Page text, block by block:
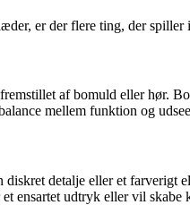
er der flere ting, der spiller
af bomuld eller hør.
mellem funktion og
detalje eller et farverigt
ensartet udtryk eller vil skabe